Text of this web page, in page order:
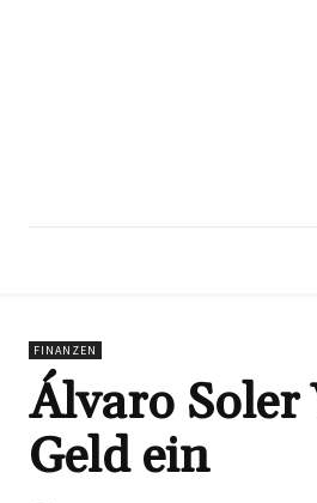
FINANZEN
Álvaro Soler
Geld ein